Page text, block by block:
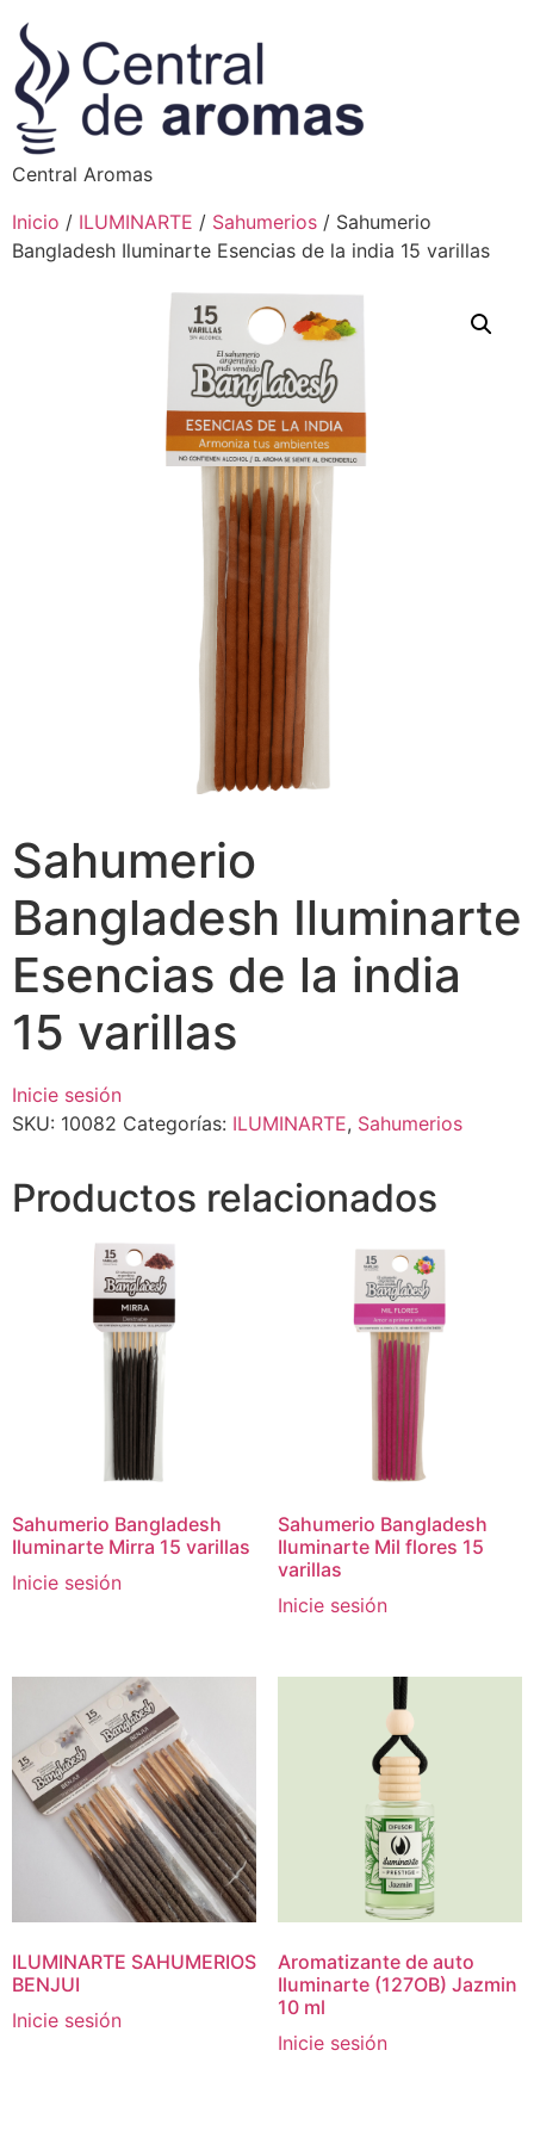
Central Aromas
Inicio / ILUMINARTE / Sahumerios / Sahumerio
Bangladesh Iluminarte Esencias de la india 15 varillas
Sahumerio
Bangladesh Iluminarte
Esencias de la india
15 varillas
Inicie sesión
SKU: 10082 Categorías: ILUMINARTE, Sahumerios
Productos relacionados
Sahumerio Bangladesh
Iluminarte Mirra 15 varillas
Inicie sesión
Sahumerio Bangladesh
Iluminarte Mil flores 15
varillas
Inicie sesión
ILUMINARTE SAHUMERIOS
BENJUI
Inicie sesión
Aromatizante de auto
Iluminarte (127OB) Jazmin
10 ml
Inicie sesión